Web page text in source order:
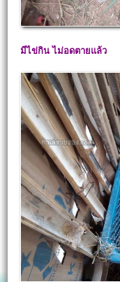
มีไข่กิน ไม่อดตายแล้ว